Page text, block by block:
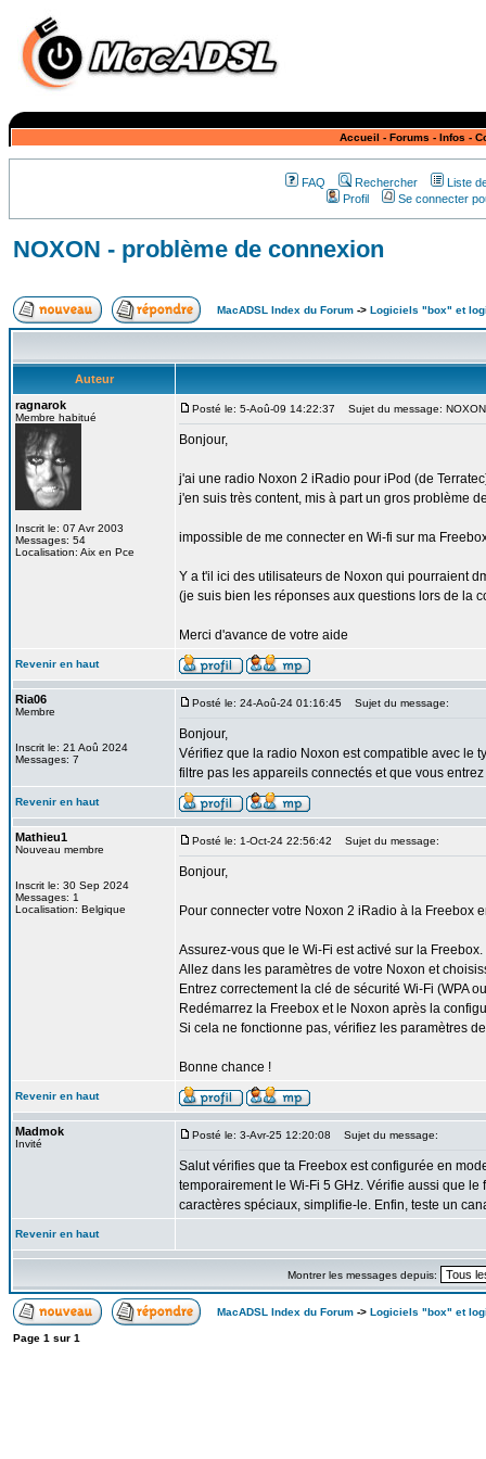
Accueil - Forums - Infos -
FAQ Rechercher
Liste
Profil
Se connecter
NOXON - problème de connexion
MacADSL Index du Forum -> Logiciels "box" et
Auteur
ragnarok
Membre habitué
Inscrit le: 07 Avr 2003
Messages: 54
Localisation: Aix en Pce
Posté le: 5-Aoû-09 14:22:37 Sujet du message:
Bonjour,
j'ai une radio Noxon 2 iRadio pour iPod (de
j'en suis très content, mis à part un gros problème
impossible de me connecter en Wi-fi sur ma
Y a t'il ici des utilisateurs de Noxon qui pourraient
(je suis bien les réponses aux questions lors de la
Merci d'avance de votre aide
Revenir en haut
Ria06
Membre
Inscrit le: 21 Aoû 2024
Messages: 7
Posté le: 24-Aoû-24 01:16:45 Sujet du message:
Bonjour,
Vérifiez que la radio Noxon est compatible avec le
filtre pas les appareils connectés et que vous
Revenir en haut
Mathieu1
Nouveau membre
Inscrit le: 30 Sep 2024
Messages: 1
Localisation: Belgique
Posté le: 1-Oct-24 22:56:42 Sujet du message:
Bonjour,
Pour connecter votre Noxon 2 iRadio à la Freebox
Assurez-vous que le Wi-Fi est activé sur la Freebox.
Allez dans les paramètres de votre Noxon et
Entrez correctement la clé de sécurité Wi-Fi (WPA
Redémarrez la Freebox et le Noxon après la
Si cela ne fonctionne pas, vérifiez les paramètres
Bonne chance !
Revenir en haut
Madmok
Invité
Posté le: 3-Avr-25 12:20:08 Sujet du message:
Salut vérifies que ta Freebox est configurée en
temporairement le Wi-Fi 5 GHz. Vérifie aussi que
caractères spéciaux, simplifie-le. Enfin, teste un
Revenir en haut
Montrer les messages depuis:
MacADSL Index du Forum -> Logiciels "box" et
Page 1 sur 1